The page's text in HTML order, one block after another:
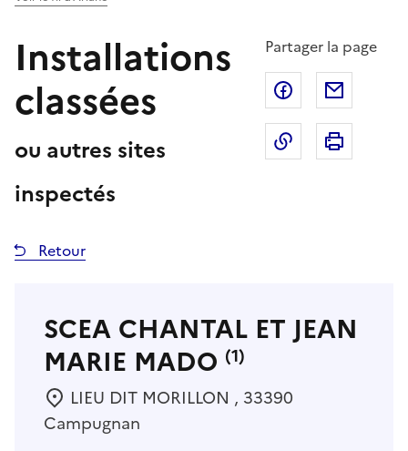
Installations
classées
ou autres sites
inspectés
Partager la page
Partager sur
Copier dans
Retour
SCEA CHANTAL ET JEAN
MARIE MADO (1)
LIEU DIT MORILLON , 33390
Campugnan